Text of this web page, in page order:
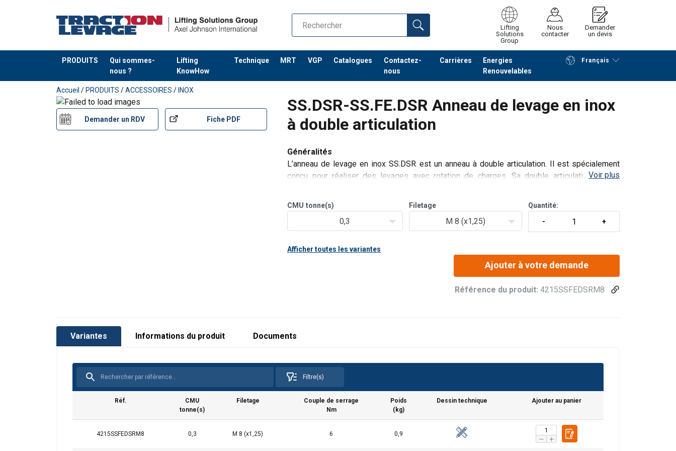
Lifting
Solutions
Group
Nous
contacter
Demander
un devis
PRODUITS
Qui sommes-
nous ?
Lifting
KnowHow
Technique MRT VGP Catalogues
Contactez-
nous
Carrières
Energies
Renouvelables
Français
Ajouté au panier Poursuivre Envoyer demande
Accueil / PRODUITS /ACCESSOIRES / INOX
SS.DSR-SS.FE.DSR Anneau de levage en inox
à double articulation
Demander un RDV Fiche PDF
Généralités
L’anneau de levage en inox SS.DSR est un anneau à double articulation. Il est spécialement
conçu pour réaliser des levages avec rotation de charges. Sa double articulation assure
Le modèle SS.DSR est composé d’un anneau en acier inoxydable/p>
Voir plus
CMU tonne(s)
0,3
Filetage
M 8 (x1,25)
Quantité:
Afficher toutes les variantes
Ajouter à votre demande
Référence du produit: 4215SSFEDSRM8
Variantes Informations du produit Documents
Filtre(s)
Réf.
CMU
tonne(s)
Filetage
Couple de serrage
Nm
Poids
(kg)
Dessin technique Ajouter au panier
4215SSFEDSRM8 0,3 M 8 (x1,25) 6 0,9